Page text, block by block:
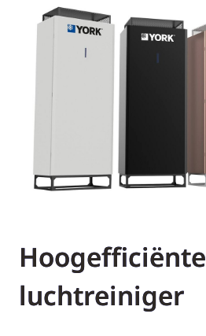
Hoogefficiënte
luchtreiniger